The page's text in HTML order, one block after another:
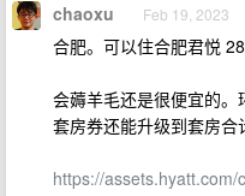
chaoxu Feb 19, 2023
合肥。可以住合肥君悦
会薅羊毛还是很便宜的
套房券还能升级到套房合
https://